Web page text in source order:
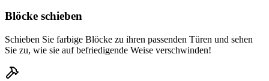
Blöcke schieben
Schieben Sie farbige Blöcke zu ihren passenden Türen und sehen
Sie zu, wie sie auf befriedigende Weise verschwinden!